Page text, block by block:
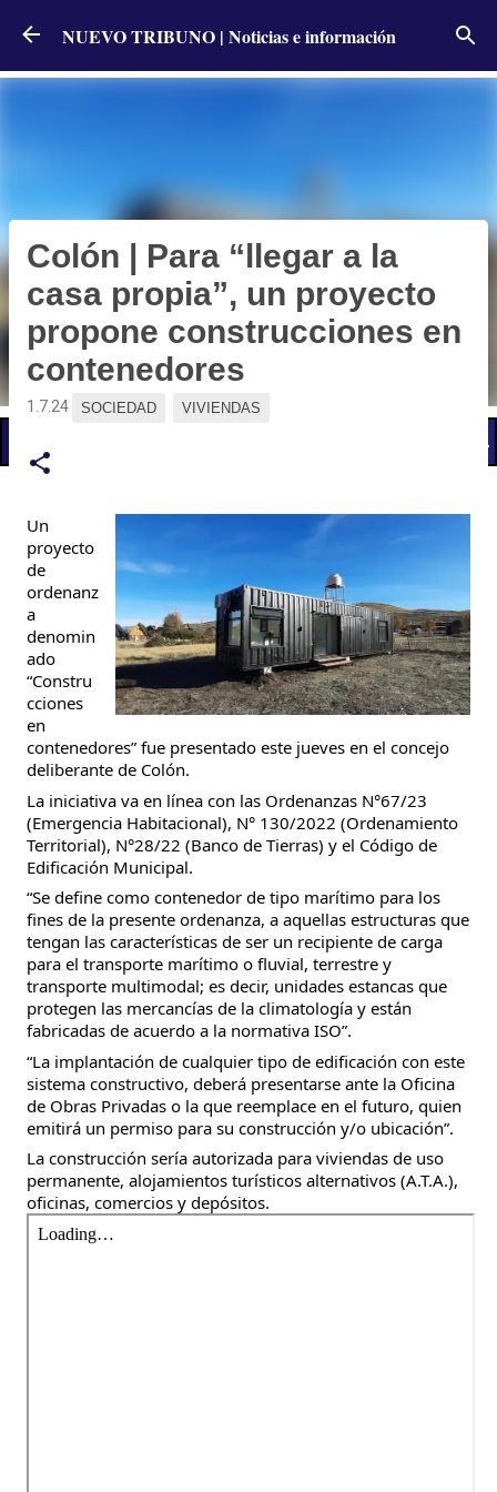
Ir al contenido principal
NUEVO TRIBUNO | Noticias e información
Colón | Para “llegar a la
casa propia”, un proyecto
propone construcciones en
contenedores
1.7.24 SOCIEDAD VIVIENDAS
Un
proyecto
de
ordenanz
a
denomin
ado
“Constru
cciones
en
contenedores” fue presentado este jueves en el concejo
deliberante de Colón.
La iniciativa va en línea con las Ordenanzas N°67/23
(Emergencia Habitacional), N° 130/2022 (Ordenamiento
Territorial), N°28/22 (Banco de Tierras) y el Código de
Edificación Municipal.
“Se define como contenedor de tipo marítimo para los
fines de la presente ordenanza, a aquellas estructuras que
tengan las características de ser un recipiente de carga
para el transporte marítimo o fluvial, terrestre y
transporte multimodal; es decir, unidades estancas que
protegen las mercancías de la climatología y están
fabricadas de acuerdo a la normativa ISO”.
“La implantación de cualquier tipo de edificación con este
sistema constructivo, deberá presentarse ante la Oficina
de Obras Privadas o la que reemplace en el futuro, quien
emitirá un permiso para su construcción y/o ubicación”.
La construcción sería autorizada para viviendas de uso
permanente, alojamientos turísticos alternativos (A.T.A.),
oficinas, comercios y depósitos.